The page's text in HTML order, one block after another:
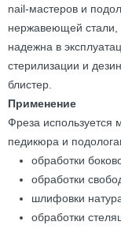
nail-мастеров и
нержавеющей стали,
надежна в
стерилизации и
блистер.
Применение
Фреза используется
педикюра и
обработки
обработки
шлифовки
обработки